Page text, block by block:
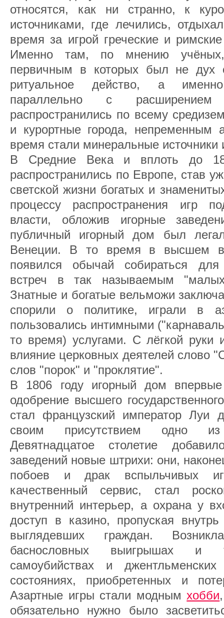
относятся, как ни странно, к
источниками, где лечились,
время за игрой греческие и
Именно там, по мнению
первичным в которых был не дух
ритуальное действо, а
параллельно с
распространились по всему
и курортные города, непременным
время стали минеральные источники
В Средние Века и вплоть до
распространились по Европе, став
светской жизни богатых и
процессу распространения игр
власти, обложив игорные
публичный игорный дом был
Венеции. В то время в высшем
появился обычай собираться
встреч в так называемым
Знатные и богатые вельможи
спорили о политике, играли в
пользовались интимными
то время) услугами. С лёгкой руки
влияние церковных деятелей слово
слов "порок" и "проклятие".
В 1806 году игорный дом
одобрение высшего
стал французский император Луи
своим присутствием одно
Девятнадцатое столетие
заведений новые штрихи: они,
побоев и драк вспыльчивых
качественный сервис, стал
внутренний интерьер, а охрана у
доступ в казино, пропуская внутрь
выглядевших граждан.
баснословных выигрышах и
самоубийствах и
состояниях, приобретенных и
Азартные игры стали моднымхобби
обязательно нужно было